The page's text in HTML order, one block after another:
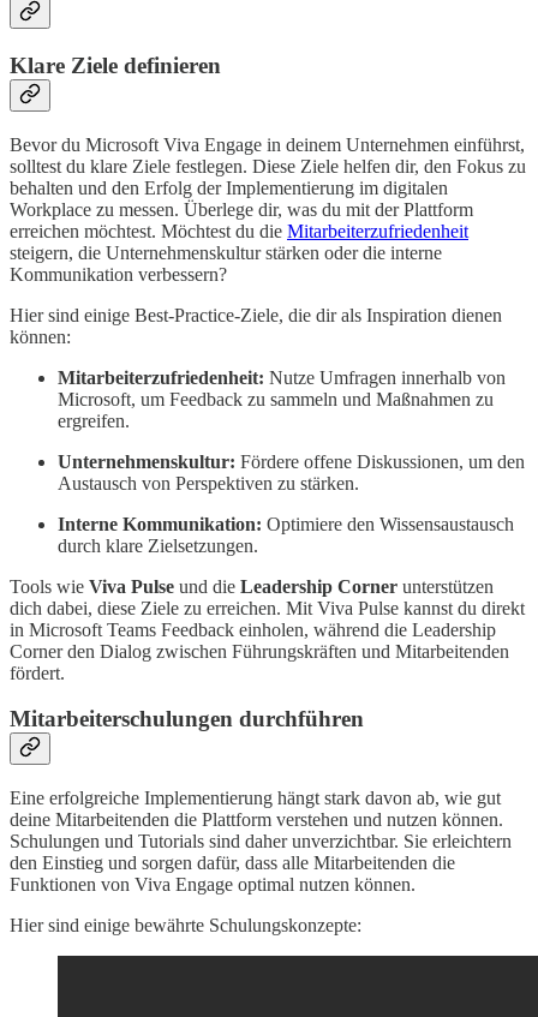
Klare Ziele definieren
Bevor du Microsoft Viva Engage in deinem Unternehmen einführst,
solltest du klare Ziele festlegen. Diese Ziele helfen dir, den Fokus zu
behalten und den Erfolg der Implementierung im digitalen
Workplace zu messen. Überlege dir, was du mit der Plattform
erreichen möchtest. Möchtest du die Mitarbeiterzufriedenheit
steigern, die Unternehmenskultur stärken oder die interne
Kommunikation verbessern?
Hier sind einige Best-Practice-Ziele, die dir als Inspiration dienen
können:
Mitarbeiterzufriedenheit: Nutze Umfragen innerhalb von
Microsoft, um Feedback zu sammeln und Maßnahmen zu
ergreifen.
Unternehmenskultur: Fördere offene Diskussionen, um den
Austausch von Perspektiven zu stärken.
Interne Kommunikation: Optimiere den Wissensaustausch
durch klare Zielsetzungen.
Tools wie Viva Pulse und die Leadership Corner unterstützen
dich dabei, diese Ziele zu erreichen. Mit Viva Pulse kannst du direkt
in Microsoft Teams Feedback einholen, während die Leadership
Corner den Dialog zwischen Führungskräften und Mitarbeitenden
fördert.
Mitarbeiterschulungen durchführen
Eine erfolgreiche Implementierung hängt stark davon ab, wie gut
deine Mitarbeitenden die Plattform verstehen und nutzen können.
Schulungen und Tutorials sind daher unverzichtbar. Sie erleichtern
den Einstieg und sorgen dafür, dass alle Mitarbeitenden die
Funktionen von Viva Engage optimal nutzen können.
Hier sind einige bewährte Schulungskonzepte: